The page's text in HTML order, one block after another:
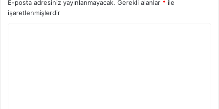
E-posta adresiniz yayınlanmayacak. Gerekli alanlar * ile
işaretlenmişlerdir